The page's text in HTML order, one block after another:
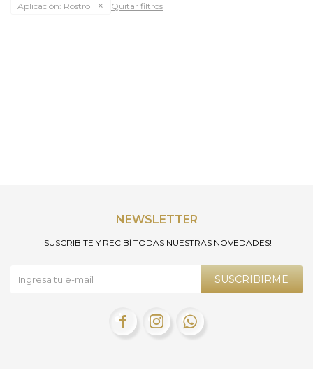
Aplicación: Rostro Quitar filtros
NEWSLETTER
¡SUSCRIBITE Y RECIBÍ TODAS NUESTRAS NOVEDADES!
SUSCRIBIRME
  